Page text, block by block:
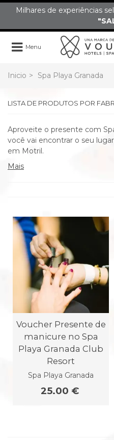
Milhares de experiências
Menu
Inicio > Spa Playa Granada
LISTA DE PRODUTOS POR
Aproveite o presente com
você vai encontrar o seu
em Motril.
Mais
Voucher Presente de
manicure no Spa
Playa Granada Club
Resort
Spa Playa Granada
25.00 €